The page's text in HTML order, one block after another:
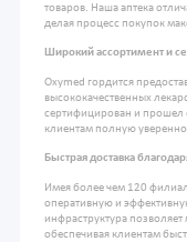
товаров. Наша аптека
делая процесс покупок
Широкий ассортимент и
Oxymed гордится
высококачественных
сертифицирован и прошел
клиентам полную
Быстрая доставка
Имея более чем 120
оперативную и
инфраструктура
обеспечивая клиентам